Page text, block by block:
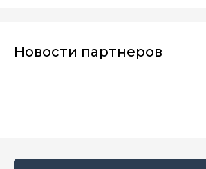
Новости партнеров